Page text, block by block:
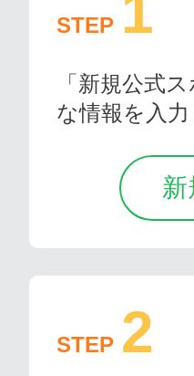
STEP
「新規公式
な情報を入力
STEP 2